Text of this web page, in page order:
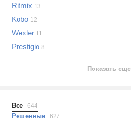
JBL
Сотовые телефоны
Планшеты
Наушники
Выберите...
Ritmix 13
Kobo 12
Wexler 11
Prestigio 8
Показать еще
Все 644
Решенные 627